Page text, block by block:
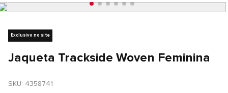
Exclusivo no site
Jaqueta Trackside Woven Feminina
SKU: 4358741